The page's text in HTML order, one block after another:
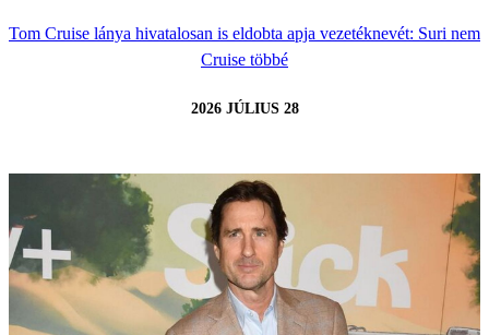
Tom Cruise lánya hivatalosan is eldobta apja vezetéknevét: Suri nem
Cruise többé
2026 JÚLIUS 28